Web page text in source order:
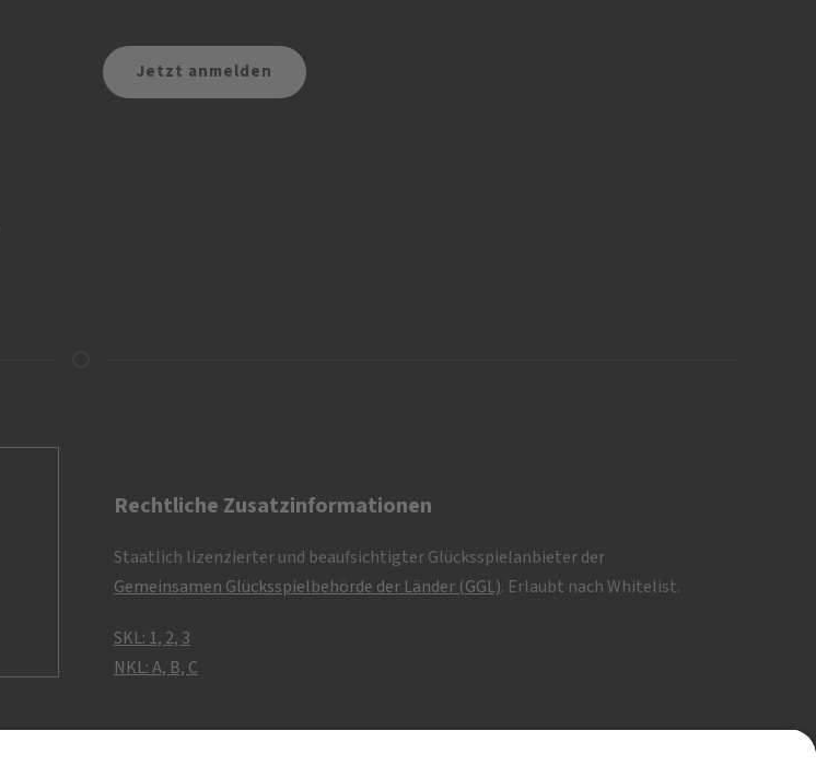
Rechtliche Zusatzinformationen
Staatlich lizenzierter und beaufsichtigter Glücksspielanbieter der
Gemeinsamen Glücksspielbehörde der Länder (GGL). Erlaubt nach Whitelist.
SKL: 1, 2, 3
NKL: A, B, C